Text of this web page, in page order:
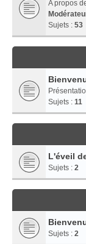
A propos
Sujets : 53
Sujets : 11
L'éveil
Sujets : 2
Sujets : 2